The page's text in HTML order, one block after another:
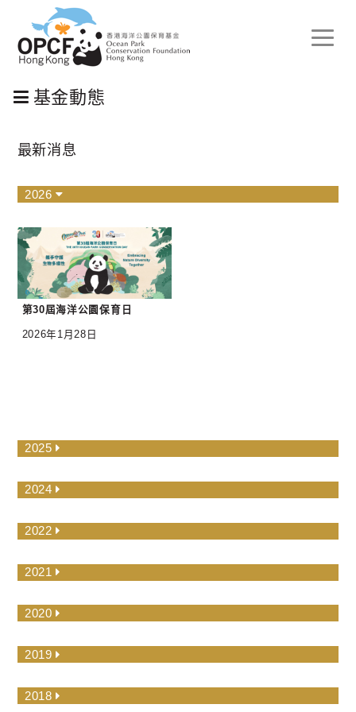
Toggle
基金動態
最新消息
2026
第30屆海洋公園保育日
2026年1月28日
2025
2024
2022
2021
2020
2019
2018